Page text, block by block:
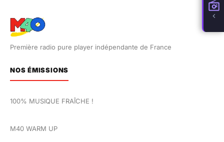
Première radio pure player indépendante de France
NOS ÉMISSIONS
100% MUSIQUE FRAÎCHE !
M40 WARM UP